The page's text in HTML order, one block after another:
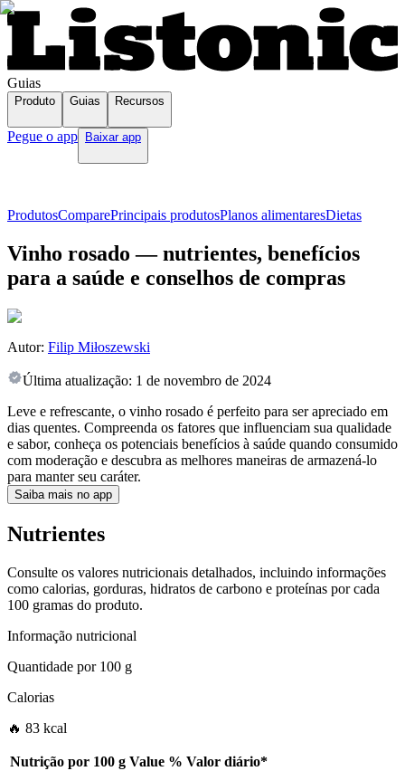
Guias
Produto Guias Recursos
Pegue o app Baixar app
ProdutosComparePrincipais produtosPlanos alimentaresDietas
Vinho rosado — nutrientes, benefícios
para a saúde e conselhos de compras
Autor: Filip Miłoszewski
Última atualização: 1 de novembro de 2024
Leve e refrescante, o vinho rosado é perfeito para ser apreciado em
dias quentes. Compreenda os fatores que influenciam sua qualidade
e sabor, conheça os potenciais benefícios à saúde quando consumido
com moderação e descubra as melhores maneiras de armazená-lo
para manter seu caráter.
Saiba mais no app
Nutrientes
Consulte os valores nutricionais detalhados, incluindo informações
como calorias, gorduras, hidratos de carbono e proteínas por cada
100 gramas do produto.
Informação nutricional
Quantidade por100 g
Calorias
🔥 83 kcal
Nutrição por 100 g Value % Valor diário*